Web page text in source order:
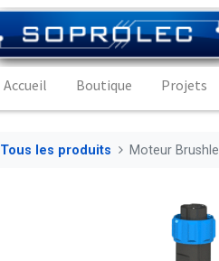
Accueil Boutique Projets
Tous les produits Moteur